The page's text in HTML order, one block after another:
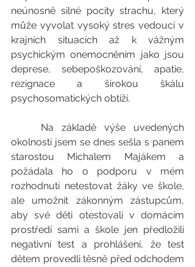
neúnosně silné pocity strachu, který
může vyvolat vysoký stres vedoucí v
krajních situacích až k vážným
psychickým onemocněním jako jsou
deprese, sebepoškozování, apatie,
rezignace a širokou škálu
psychosomatických obtíží.
okolností jsem se dnes sešla s panem
starostou Michalem Majákem a
požádala ho o podporu v mém
rozhodnutí netestovat žáky ve škole,
ale umožnit zákonným zástupcům,
aby své děti otestovali v domácím
prostředí sami a škole jen předložili
negativní test a prohlášení, že test
dětem provedli těsně před odchodem